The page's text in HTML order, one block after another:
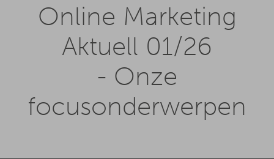
Online Marketing
Aktuell 01/26
- Onze
focusonderwerpen